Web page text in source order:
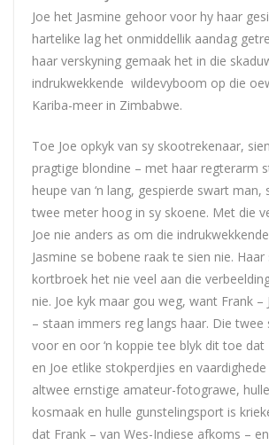
Joe het Jasmine gehoor voor hy haar
hartelike lag het onmiddellik aandag
haar verskyning gemaak het in die
indrukwekkende wildevyboom op die
Kariba-meer in Zimbabwe.
Toe Joe opkyk van sy skootrekenaar,
pragtige blondine – met haar regterarm
heupe van ‘n lang, gespierde swart
twee meter hoog in sy skoene. Met die
Joe nie anders as om die
Jasmine se bobene raak te sien nie.
kortbroek het nie veel aan die
nie. Joe kyk maar gou weg, want Frank –
– staan immers reg langs haar. Die twee
voor en oor ‘n koppie tee blyk dit toe dat
en Joe etlike stokperdjies en vaardighede
altwee ernstige amateur-fotograwe,
kosmaak en hulle gunstelingsport is
dat Frank – van Wes-Indiese afkoms –